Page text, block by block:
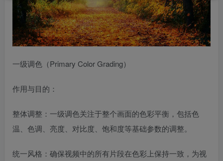
一级调色（Primary Color Grading）
作用与目的：
整体调整：一级调色关注于整个画面的色彩平衡，包括色
温、色调、亮度、对比度、饱和度等基础参数的调整。
统一风格：确保视频中的所有片段在色彩上保持一致，为视